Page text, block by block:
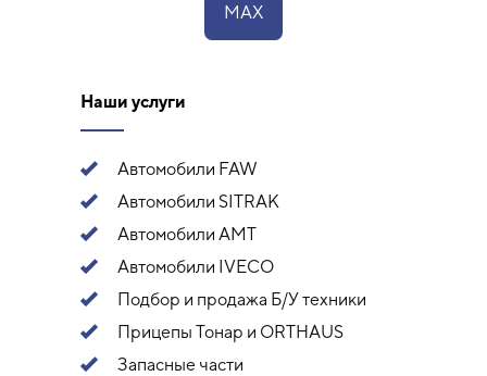
MAX
Наши услуги
Автомобили FAW
Автомобили SITRAK
Автомобили АМТ
Автомобили IVECO
Подбор и продажа Б/У техники
Прицепы Тонар и ORTHAUS
Запасные части